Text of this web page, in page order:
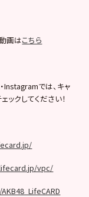
画はこちら
Instagramでは、キャ
クしてください！
vpc/